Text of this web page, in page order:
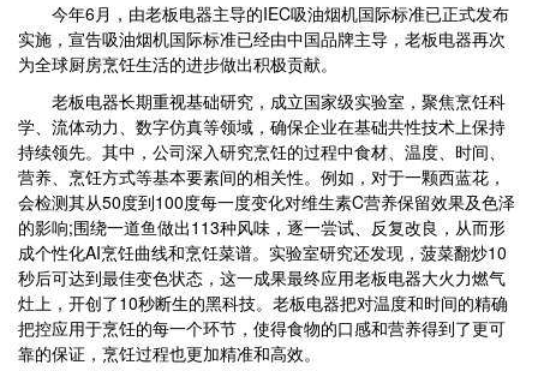
今年6月，由老板电器主导的IEC吸油烟机国际标准已正式发布
实施，宣告吸油烟机国际标准已经由中国品牌主导，老板电器再次
为全球厨房烹饪生活的进步做出积极贡献。
老板电器长期重视基础研究，成立国家级实验室，聚焦烹饪科
学、流体动力、数字仿真等领域，确保企业在基础共性技术上保持
持续领先。其中，公司深入研究烹饪的过程中食材、温度、时间、
营养、烹饪方式等基本要素间的相关性。例如，对于一颗西蓝花，
会检测其从50度到100度每一度变化对维生素C营养保留效果及色泽
的影响;围绕一道鱼做出113种风味，逐一尝试、反复改良，从而形
成个性化AI烹饪曲线和烹饪菜谱。实验室研究还发现，菠菜翻炒10
秒后可达到最佳变色状态，这一成果最终应用老板电器大火力燃气
灶上，开创了10秒断生的黑科技。老板电器把对温度和时间的精确
把控应用于烹饪的每一个环节，使得食物的口感和营养得到了更可
靠的保证，烹饪过程也更加精准和高效。